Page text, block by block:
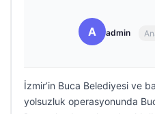
A admin
İzmir’in Buca Belediyesi ve
yolsuzluk operasyonunda